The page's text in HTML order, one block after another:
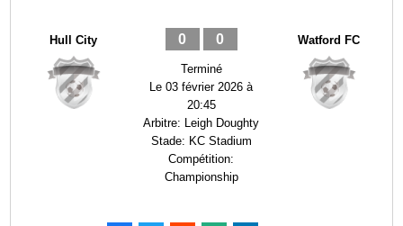
Hull City 0 0
Terminé
Le03 février 2026 à
20:45
Arbitre: Leigh Doughty
Stade: KC Stadium
Compétition:
Championship
Watford FC